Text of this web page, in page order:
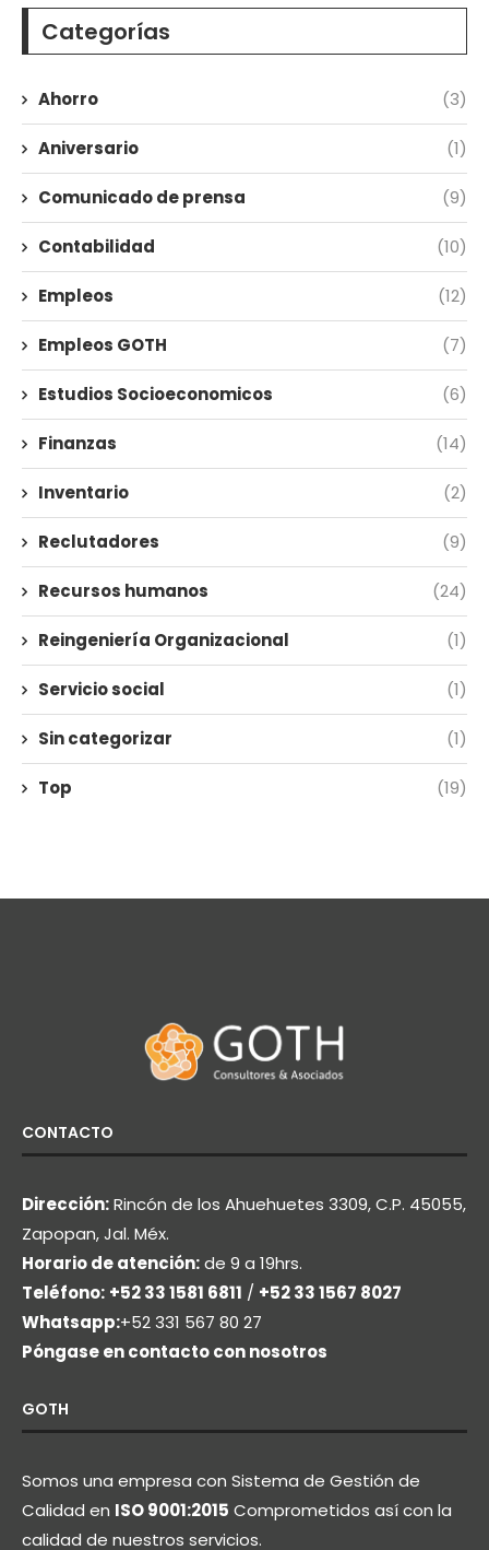
Categorías
Ahorro (3)
Aniversario (1)
Comunicado de prensa (9)
Contabilidad (10)
Empleos (12)
Empleos GOTH (7)
Estudios Socioeconomicos (6)
Finanzas (14)
Inventario (2)
Reclutadores (9)
Recursos humanos (24)
Reingeniería Organizacional (1)
Servicio social (1)
Sin categorizar (1)
Top (19)
CONTACTO
Dirección:Rincón de los Ahuehuetes 3309, C.P. 45055,
Zapopan, Jal. Méx.
Horario de atención:de 9 a 19hrs.
Teléfono: +52 33 1581 6811 / +52 33 1567 8027
Whatsapp:+52 331 567 80 27
Póngase en contacto con nosotros
GOTH
Somos una empresa con Sistema de Gestión de
Calidad en ISO 9001:2015 Comprometidos así con la
calidad de nuestros servicios.